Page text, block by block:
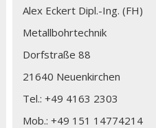
Alex Eckert Dipl.-Ing. (FH)
Metallbohrtechnik
Dorfstraße 88
21640 Neuenkirchen
Tel.: +49 4163 2303
Mob.: +49 151 14774214